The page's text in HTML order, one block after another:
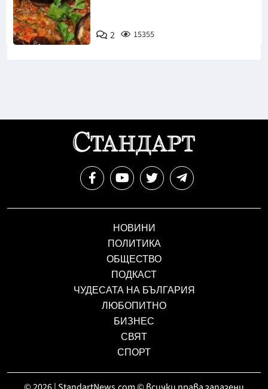
2 15355
НОВИНИ
ПОЛИТИКА
ОБЩЕСТВО
ПОДКАСТ
ЧУДЕСАТА НА БЪЛГАРИЯ
ЛЮБОПИТНО
БИЗНЕС
СВЯТ
СПОРТ